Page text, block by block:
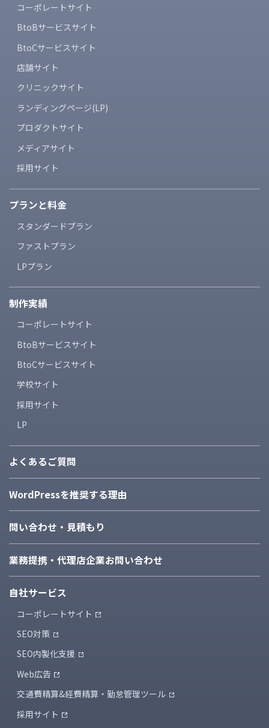
コーポレートサイト
BtoBサービスサイト
BtoCサービスサイト
店舗サイト
クリニックサイト
ランディングページ(LP)
プロダクトサイト
メディアサイト
採用サイト
プランと料金
スタンダードプラン
ファストプラン
LPプラン
制作実績
コーポレートサイト
BtoBサービスサイト
BtoCサービスサイト
学校サイト
採用サイト
LP
よくあるご質問
WordPressを推奨する理由
問い合わせ・見積もり
業務提携・代理店企業お問い合わせ
自社サービス
コーポレートサイト
SEO対策
SEO内製化支援
Web広告
交通費精算&経費精算・ 勤怠管理ツール
採用サイト